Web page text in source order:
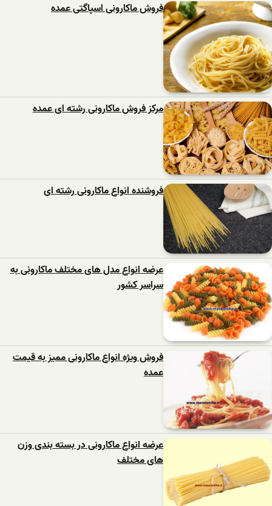
فروش ماکارونی اسپاگتی عمده
مرکز فروش ماکارونی رشته ای عمده
فروشنده انواع ماکارونی رشته ای
عرضه انواع مدل های مختلف ماکارونی به
سراسر کشور
فروش ویژه انواع ماکارونی ممیز به قیمت
عمده
عرضه انواع ماکارونی در بسته بندی وزن
های مختلف